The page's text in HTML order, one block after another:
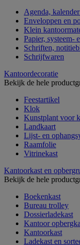
Agenda,
Enveloppen en
Klein
Papier, systeem-
Schriften,
Schrijfwaren
Kantoordecoratie
Bekijk de hele
Feestartikel
Klok
Kunstplant voor
Landkaart
Lijst- en
Raamfolie
Vitrinekast
Kantoorkast en
Bekijk de hele
Boekenkast
Bureau trolley
Dossierladekast
Kantoor
Kantoorkast
Ladekast en